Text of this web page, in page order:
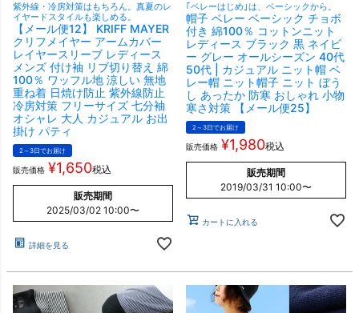
紫外線・冷房対策はもちろん。真夏のレ
イヤードスタイルも楽しめる。
【メール便12】 KRIFF MAYER
クリフメイヤー アームカバー
レイヤースリーブ レディース
メンズ 付け袖 リブ切り替え 綿
100％ ワッフル地 涼しい 無地
重ね着 日焼け防止 紫外線防止
冷房対策 フリーサイズ 七分袖
オシャレ 大人 カジュアル お出
掛け パティ
2～3日でお届け
販売価格 ¥1,650税込
販売期間
2025/03/02 10:00〜
詳細を見る
｢ベレーはじめ｣は、ベーシックから。
帽子 ベレー ベーシック チョボ
付き 綿100％ コットンニット
レディース ブラック 黒 ネイビ
ー グレー オールシーズン 40代
50代 | カジュアル ニット帽 ベ
レー帽 ニット帽子 ニット ぼう
し あったか 防寒 おしゃれ 小物
寒さ対策 【メール便25】
2～3日でお届け
販売価格 ¥1,980税込
販売期間
2019/03/31 10:00〜
カートに入れる